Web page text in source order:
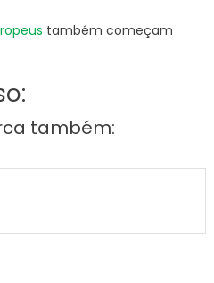
também começam
também: